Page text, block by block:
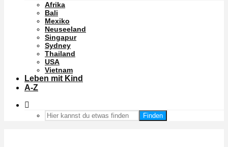
Afrika
Bali
Mexiko
Neuseeland
Singapur
Sydney
Thailand
USA
Vietnam
Leben mit Kind
A-Z
Finden